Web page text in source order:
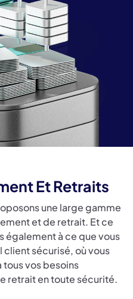
Et Retraits
une large gamme
et de retrait. Et ce
également à ce que vous
sécurisé, où vous
vos besoins
retrait en toute sécurité.